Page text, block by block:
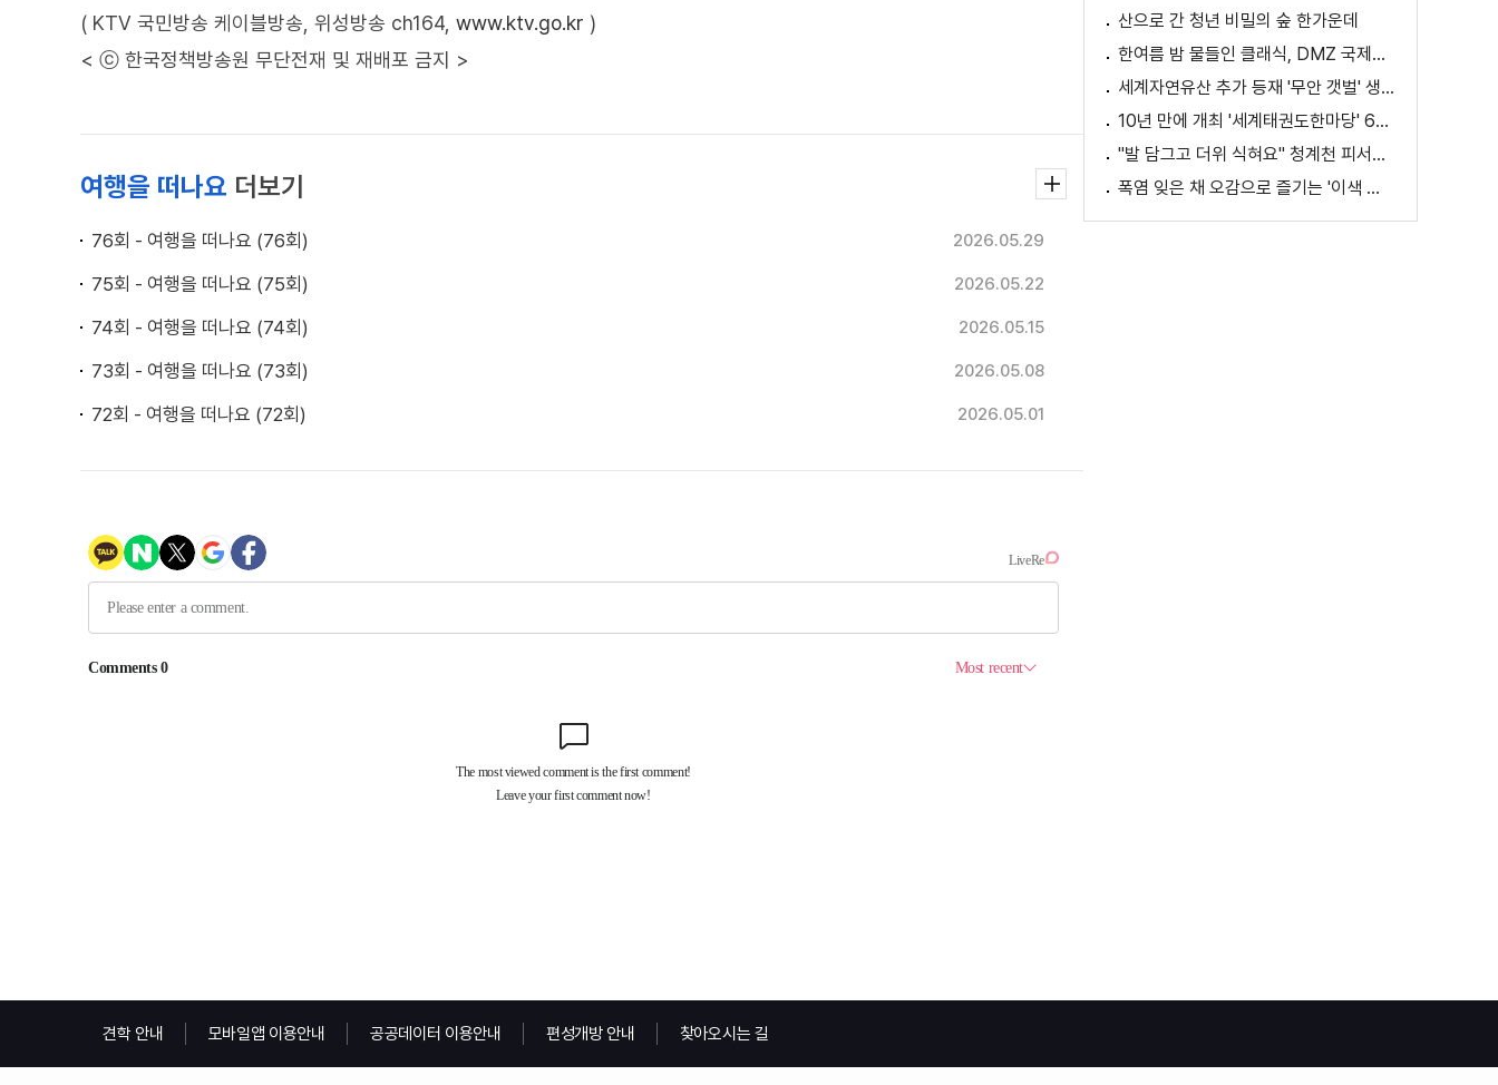
( KTV 국민방송 케이블방송, 위성방송 ch164, www.ktv.go.kr )
< ⓒ 한국정책방송원 무단전재 및 재배포 금지 >
여행을 떠나요 더보기
76회 - 여행을 떠나요 (76회) 2026.05.29
75회 - 여행을 떠나요 (75회) 2026.05.22
74회 - 여행을 떠나요 (74회) 2026.05.15
73회 - 여행을 떠나요 (73회) 2026.05.08
72회 - 여행을 떠나요 (72회) 2026.05.01
산으로 간 청년 비밀의 숲 한가운데
한여름 밤 물들인 클래식, DMZ 국제음악제 성황
세계자연유산 추가 등재 '무안 갯벌' 생태 체험
10년 만에 개최 '세계태권도한마당' 61개국 참가
"발 담그고 더위 식혀요" 청계천 피서지로 인기
폭염 잊은 채 오감으로 즐기는 '이색 독서' 인기
견학 안내 모바일앱 이용안내 공공데이터 이용안내 편성개방 안내 찾아오시는 길